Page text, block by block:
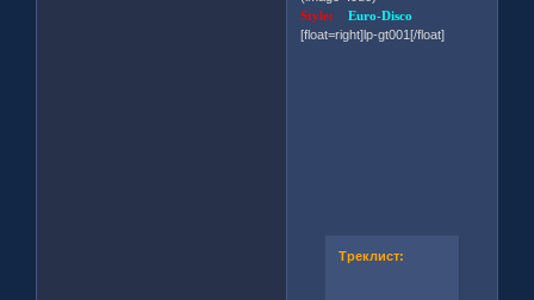
Style:Euro-Disco
[float=right]lp-gt001[/float]
Треклист: